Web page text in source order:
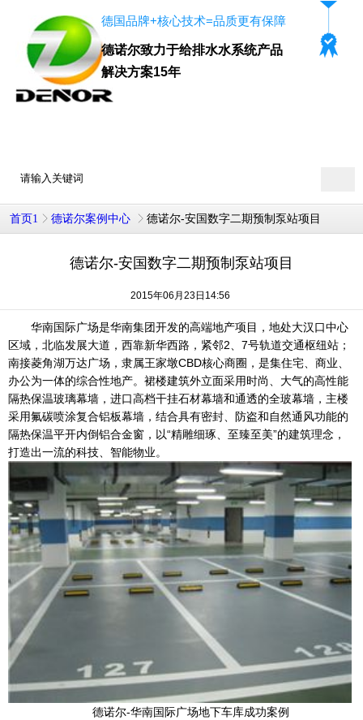
德国品牌+核心技术=品质更有保障
德诺尔致力于给排水水系统产品
解决方案15年
首页1 德诺尔案例中心 德诺尔-安国数字二期预制泵站项目
德诺尔-安国数字二期预制泵站项目
2015年06月23日14:56
华南国际广场是华南集团开发的高端地产项目，地处大汉口中心
区域，北临发展大道，西靠新华西路，紧邻2、7号轨道交通枢纽站；
南接菱角湖万达广场，隶属王家墩CBD核心商圈，是集住宅、商业、
办公为一体的综合性地产。裙楼建筑外立面采用时尚、大气的高性能
隔热保温玻璃幕墙，进口高档干挂石材幕墙和通透的全玻幕墙，主楼
采用氟碳喷涂复合铝板幕墙，结合具有密封、防盗和自然通风功能的
隔热保温平开内倒铝合金窗，以“精雕细琢、至臻至美”的建筑理念，
打造出一流的科技、智能物业。
德诺尔-华南国际广场地下车库成功案例